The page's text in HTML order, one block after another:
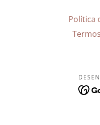
Política